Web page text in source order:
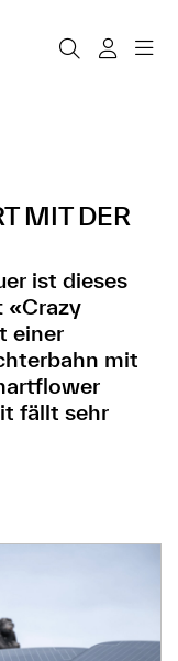
MIT DER
ist dieses
«Crazy
einer
mit
fällt sehr